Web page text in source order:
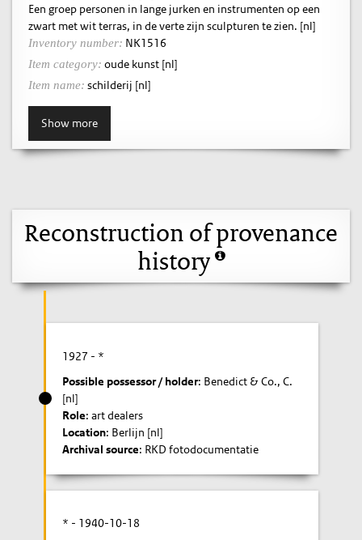
Een groep personen in lange jurken en instrumenten op een
zwart met wit terras, in de verte zijn sculpturen te zien. [nl]
Inventory number: NK1516
Item category: oude kunst [nl]
Item name: schilderij [nl]
Show more
Reconstruction of provenance
history
1927 - *
Possible possessor / holder: Benedict & Co., C.
[nl]
Role: art dealers
Location: Berlijn [nl]
Archival source: RKD fotodocumentatie
* - 1940-10-18